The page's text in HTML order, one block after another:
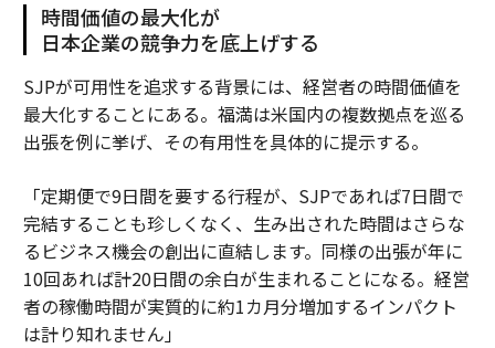
時間価値の最大化が
日本企業の競争力を底上げする
SJPが可用性を追求する背景には、経営者の時間価値を
最大化することにある。福満は米国内の複数拠点を巡る
出張を例に挙げ、その有用性を具体的に提示する。
「定期便で9日間を要する行程が、SJPであれば7日間で
完結することも珍しくなく、生み出された時間はさらな
るビジネス機会の創出に直結します。同様の出張が年に
10回あれば計20日間の余白が生まれることになる。経営
者の稼働時間が実質的に約1カ月分増加するインパクト
は計り知れません」